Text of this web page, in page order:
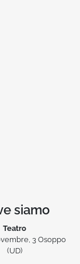
siamo
Teatro
3 Osoppo
(UD)